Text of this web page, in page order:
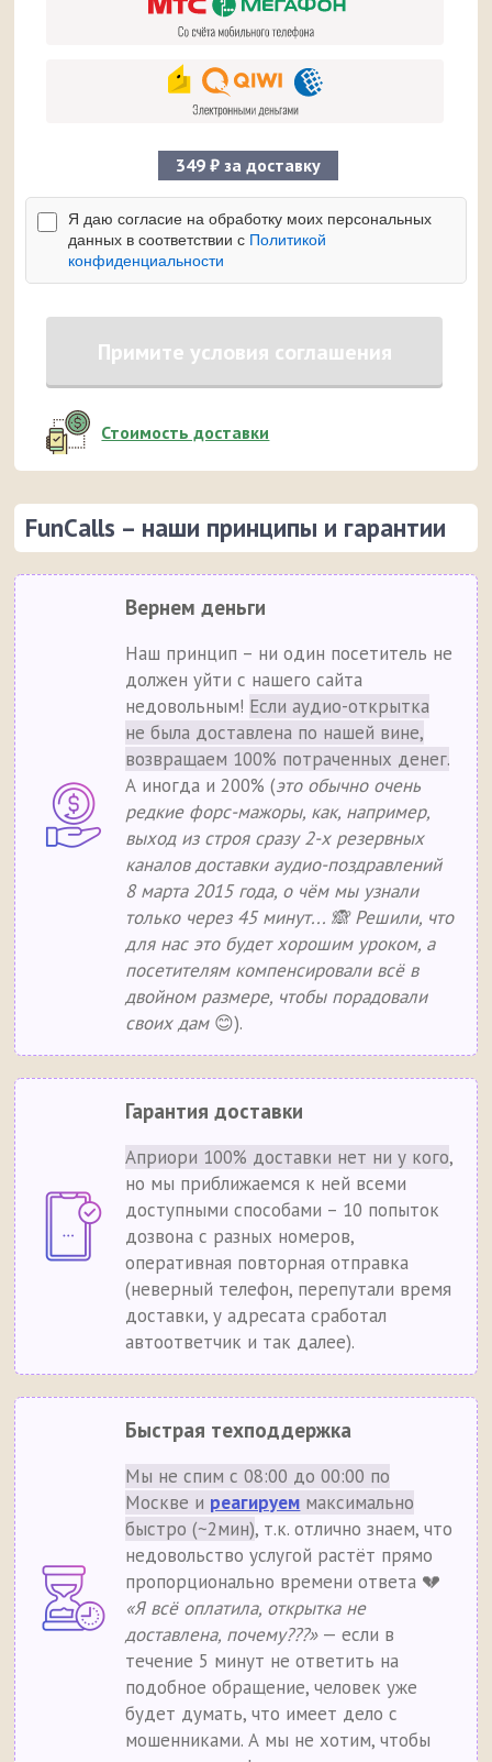
349 ₽ за доставку
Я даю согласие на обработку моих персональных
данных в соответствии с Политикой
конфиденциальности
Примите условия соглашения
Стоимость доставки
FunCalls – наши принципы и гарантии
Вернем деньги
Наш принцип – ни один посетитель не
должен уйти с нашего сайта
недовольным! Если аудио-открытка
не была доставлена по нашей вине,
возвращаем 100% потраченных денег.
А иногда и 200% (это обычно очень
редкие форс-мажоры, как, например,
выход из строя сразу 2-х резервных
каналов доставки аудио-поздравлений
8 марта 2015 года, о чём мы узнали
только через 45 минут... 🙈 Решили, что
для нас это будет хорошим уроком, а
посетителям компенсировали всё в
двойном размере, чтобы порадовали
своих дам😊).
Гарантия доставки
Априори 100% доставки нет ни у кого,
но мы приближаемся к ней всеми
доступными способами – 10 попыток
дозвона с разных номеров,
оперативная повторная отправка
(неверный телефон, перепутали время
доставки, у адресата сработал
автоответчик и так далее).
Быстрая техподдержка
Мы не спим с 08:00 до 00:00 по
Москве и реагируем максимально
быстро (~2мин), т.к. отлично знаем, что
недовольство услугой растёт прямо
пропорционально времени ответа 💔
«Я всё оплатила, открытка не
доставлена, почему???»— если в
течение 5 минут не ответить на
подобное обращение, человек уже
будет думать, что имеет дело с
мошенниками. А мы не хотим, чтобы